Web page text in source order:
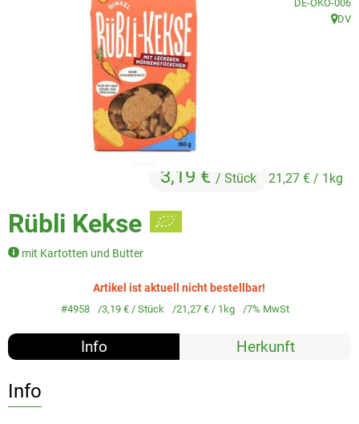
Veggie & Vegan
Trockensortiment
Natur-Drogerie
Großgebinde
Service
Rübli Kekse
mit Kartotten und Butter
3,19 € / Stück 21,27 € / 1kg
DE-ÖKO-006
,
DV
Artikel ist aktuell nicht bestellbar!
#4958 3,19 €/ Stück 21,27 €/ 1kg 7% MwSt
Info Herkunft
Info